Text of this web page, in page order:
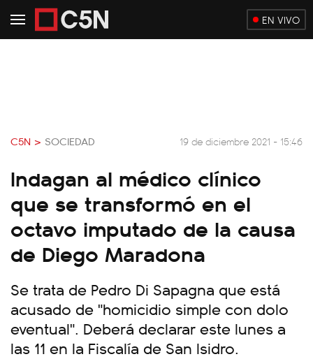
EN VIVO
C5N > SOCIEDAD 19 de diciembre 2021 - 15:46
Indagan al médico clínico
que se transformó en el
octavo imputado de la causa
de Diego Maradona
Se trata de Pedro Di Sapagna que está
acusado de "homicidio simple con dolo
eventual". Deberá declarar este lunes a
las 11 en la Fiscalía de San Isidro.